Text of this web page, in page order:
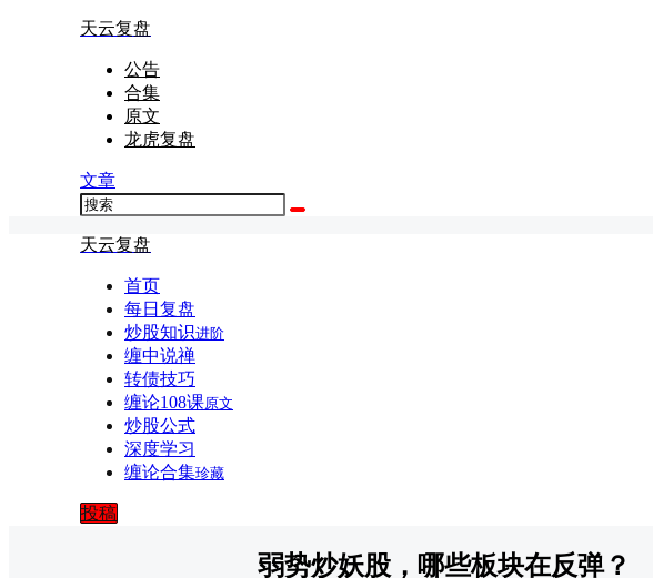
天云复盘
公告
合集
原文
龙虎复盘
文章
天云复盘
首页
每日复盘
炒股知识进阶
缠中说禅
转债技巧
缠论108课原文
炒股公式
深度学习
缠论合集珍藏
投稿
弱势炒妖股，哪些板块在反弹？